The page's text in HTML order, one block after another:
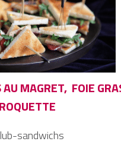
MAGRET, FOIE
sandwichs